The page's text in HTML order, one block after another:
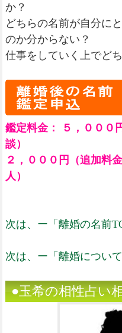
か？
どちらの名前が自分に
のか分からない？
仕事をしていく上でど
鑑定料金： ５，０００
談）
２，０００円（追加料
人）
次は、ー「離婚の名前
次は、ー「離婚につい
●玉希の相性占い